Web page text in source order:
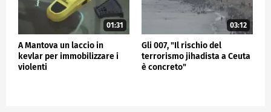
01:31
A Mantova un laccio in
kevlar per immobilizzare i
violenti
03:12
Gli 007, "Il rischio del
terrorismo jihadista a Ceuta
è concreto"